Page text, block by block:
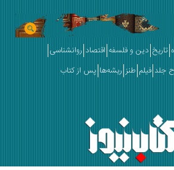
دین و فلسفه اقتصاد روانشناسی
فیلم طنز ریشه‌ها پس از کتاب